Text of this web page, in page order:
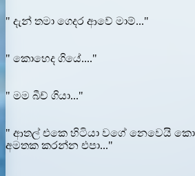
" දැන් තමා ගෙදර ආවේ මාම්..."
" කොහෙද ගියේ...."
" මම බීච් ගියා..."
" ආතල් එකෙ හිටියා වගේ නෙවෙයි
අමතක කරන්න එපා..."